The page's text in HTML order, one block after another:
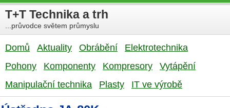
T+T Technika a trh
...průvodce světem průmyslu
Domů Aktuality Obrábění
Elektrotechnika
Pohony
Komponenty Kompresory
Vytápění
Manipulační technika
Plasty IT ve výrobě